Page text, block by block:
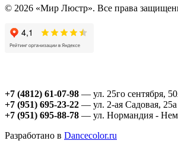
© 2026 «Мир Люстр». Все права
+7 (4812) 61-07-98 — ул. 25го сентября,
+7 (951) 695-23-22 — ул. 2-ая Садовая, 25а
+7 (951) 695-88-78 — ул. Нормандия -
Разработано в Dancecolor.ru